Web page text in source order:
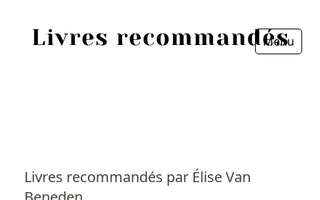
Menu
Livres recommandés par Élise Van
Fermer